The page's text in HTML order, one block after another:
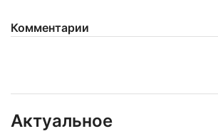
Комментарии
Актуальное